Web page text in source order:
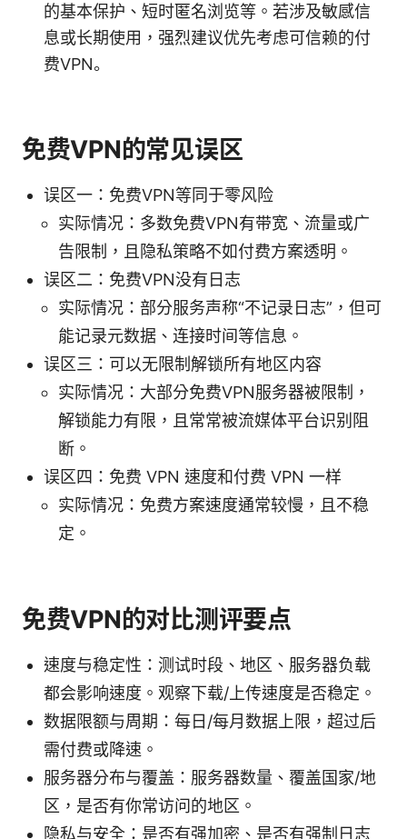
的基本保护、短时匿名浏览等。若涉及敏感信
息或长期使用，强烈建议优先考虑可信赖的付
费VPN。
免费VPN的常见误区
误区一：免费VPN等同于零风险
实际情况：多数免费VPN有带宽、流量或广
告限制，且隐私策略不如付费方案透明。
误区二：免费VPN没有日志
实际情况：部分服务声称“不记录日志”，但可
能记录元数据、连接时间等信息。
误区三：可以无限制解锁所有地区内容
实际情况：大部分免费VPN服务器被限制，
解锁能力有限，且常常被流媒体平台识别阻
断。
误区四：免费 VPN 速度和付费 VPN 一样
实际情况：免费方案速度通常较慢，且不稳
定。
免费VPN的对比测评要点
速度与稳定性：测试时段、地区、服务器负载
都会影响速度。观察下载/上传速度是否稳定。
数据限额与周期：每日/每月数据上限，超过后
需付费或降速。
服务器分布与覆盖：服务器数量、覆盖国家/地
区，是否有你常访问的地区。
隐私与安全：是否有强加密、是否有强制日志